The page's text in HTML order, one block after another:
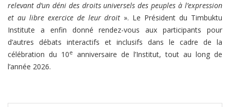
relevant d’un déni des droits universels des peuples à l’expression
et au libre exercice de leur droit ». Le Président du Timbuktu
Institute a enfin donné rendez-vous aux participants pour
d’autres débats interactifs et inclusifs dans le cadre de la
célébration du 10e
anniversaire de l’Institut, tout au long de
l’année 2026.